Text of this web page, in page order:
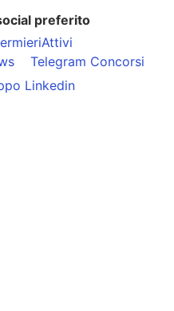
preferito
Telegram Concorsi
Linkedin